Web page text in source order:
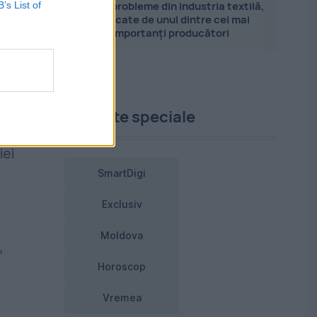
List of
Marile probleme din industria textilă,
explicate de unul dintre cei mai
importanți producători
Proiecte speciale
SmartDigi
Exclusiv
Moldova
Horoscop
Vremea